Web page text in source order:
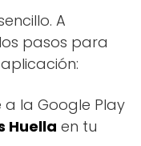
A
pasos para
a la Google Play
Huella en tu